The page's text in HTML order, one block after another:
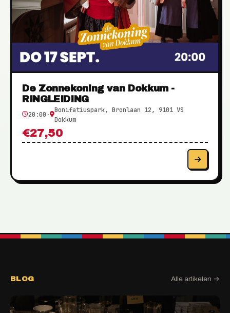
De Zonnekoning van Dokkum -
RINGLEIDING
20:00 ·
Bonifatiuspark, Bronlaan 12, 9101 VS
Dokkum
€27,50
BLOG Alle artikelen →